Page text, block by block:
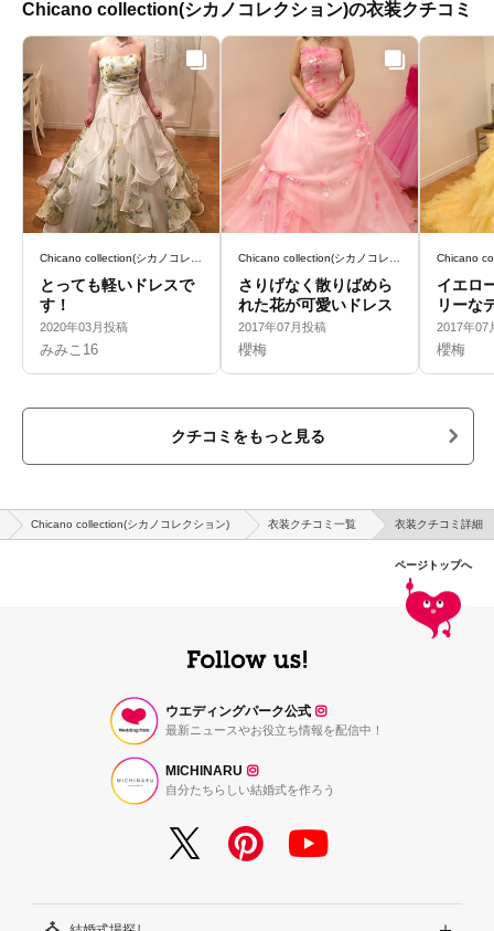
Chicano collection(シカノコレクション)の衣装クチコミ
とっても軽いドレスで
す！
2020年03月投稿
みみこ16
さりげなく散りばめら
れた花が可愛いドレス
2017年07月投稿
櫻梅
イエロ
リーな
2017年07
櫻梅
クチコミをもっと見る
Chicano collection(シカノコレクション) 衣装クチコミ一覧 衣装クチコミ詳細
ページトップへ
ウエディングパーク公式
最新ニュースやお役立ち情報を配信中！
MICHINARU
自分たちらしい結婚式を作ろう